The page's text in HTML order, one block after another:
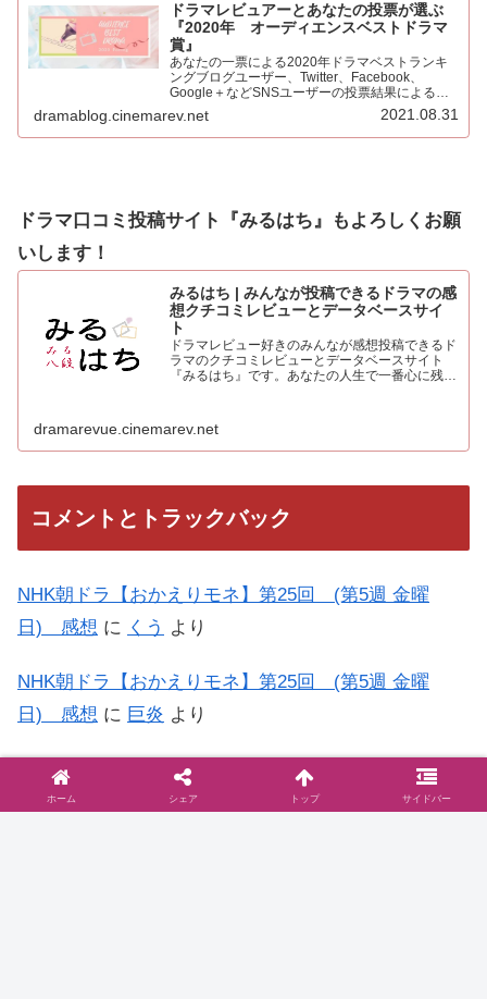
ドラマレビュアーとあなたの投票が選ぶ
『2020年 オーディエンスベストドラマ
賞』
あなたの一票による2020年ドラマベストランキ
ングブログユーザー、Twitter、Facebook、
Google＋などSNSユーザーの投票結果による
2020年ベストドラマ。445票もの投票をいただき
心より感謝申し上げます！！集計の結果を発表…
dramablog.cinemarev.net 2021.08.31
ドラマ口コミ投稿サイト『みるはち』もよろしくお願
いします！
みるはち | みんなが投稿できるドラマの感
想クチコミレビューとデータベースサイ
ト
ドラマレビュー好きのみんなが感想投稿できるド
ラマのクチコミレビューとデータベースサイト
『みるはち』です。あなたの人生で一番心に残っ
dramarevue.cinemarev.net
コメントとトラックバック
NHK朝ドラ【おかえりモネ】第25回 (第5週 金曜
日) 感想 に くう より
NHK朝ドラ【おかえりモネ】第25回 (第5週 金曜
日) 感想 に 巨炎 より
NHK朝ドラ【おかえりモネ】第15回 (第3週 金曜
日) 感想
もう…何がなんだか日記
ホーム シェア トップ サイドバー